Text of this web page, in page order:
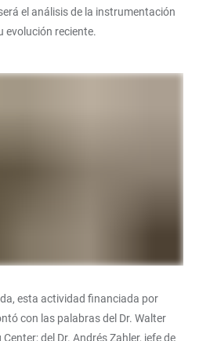
el análisis de la instrumentación
evolución reciente.
esta actividad financiada por
con las palabras del Dr. Walter
del Dr. Andrés Zahler, jefe de